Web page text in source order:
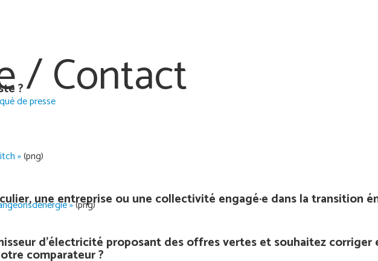
/Contact
?
de presse
»(png)
»(png)
une entreprise ou une collectivité engagé·e dans la transition
d’électricité proposant des offres vertes et souhaitez
comparateur ?